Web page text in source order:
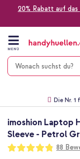
20% Rabatt auf
Zum
Inhalt
springen
MENÜ
Die Nr. 1
imoshion Laptop
Sleeve - Petrol
Bewertung:
96
100
88